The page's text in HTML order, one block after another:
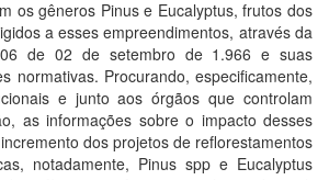
os gêneros Pinus e Eucalyptus, frutos dos
a esses empreendimentos, através da
de 02 de setembro de 1.966 e suas
normativas. Procurando, especificamente,
e junto aos órgãos que controlam
as informações sobre o impacto desses
dos projetos de reflorestamentos
notadamente, Pinus spp e Eucalyptus